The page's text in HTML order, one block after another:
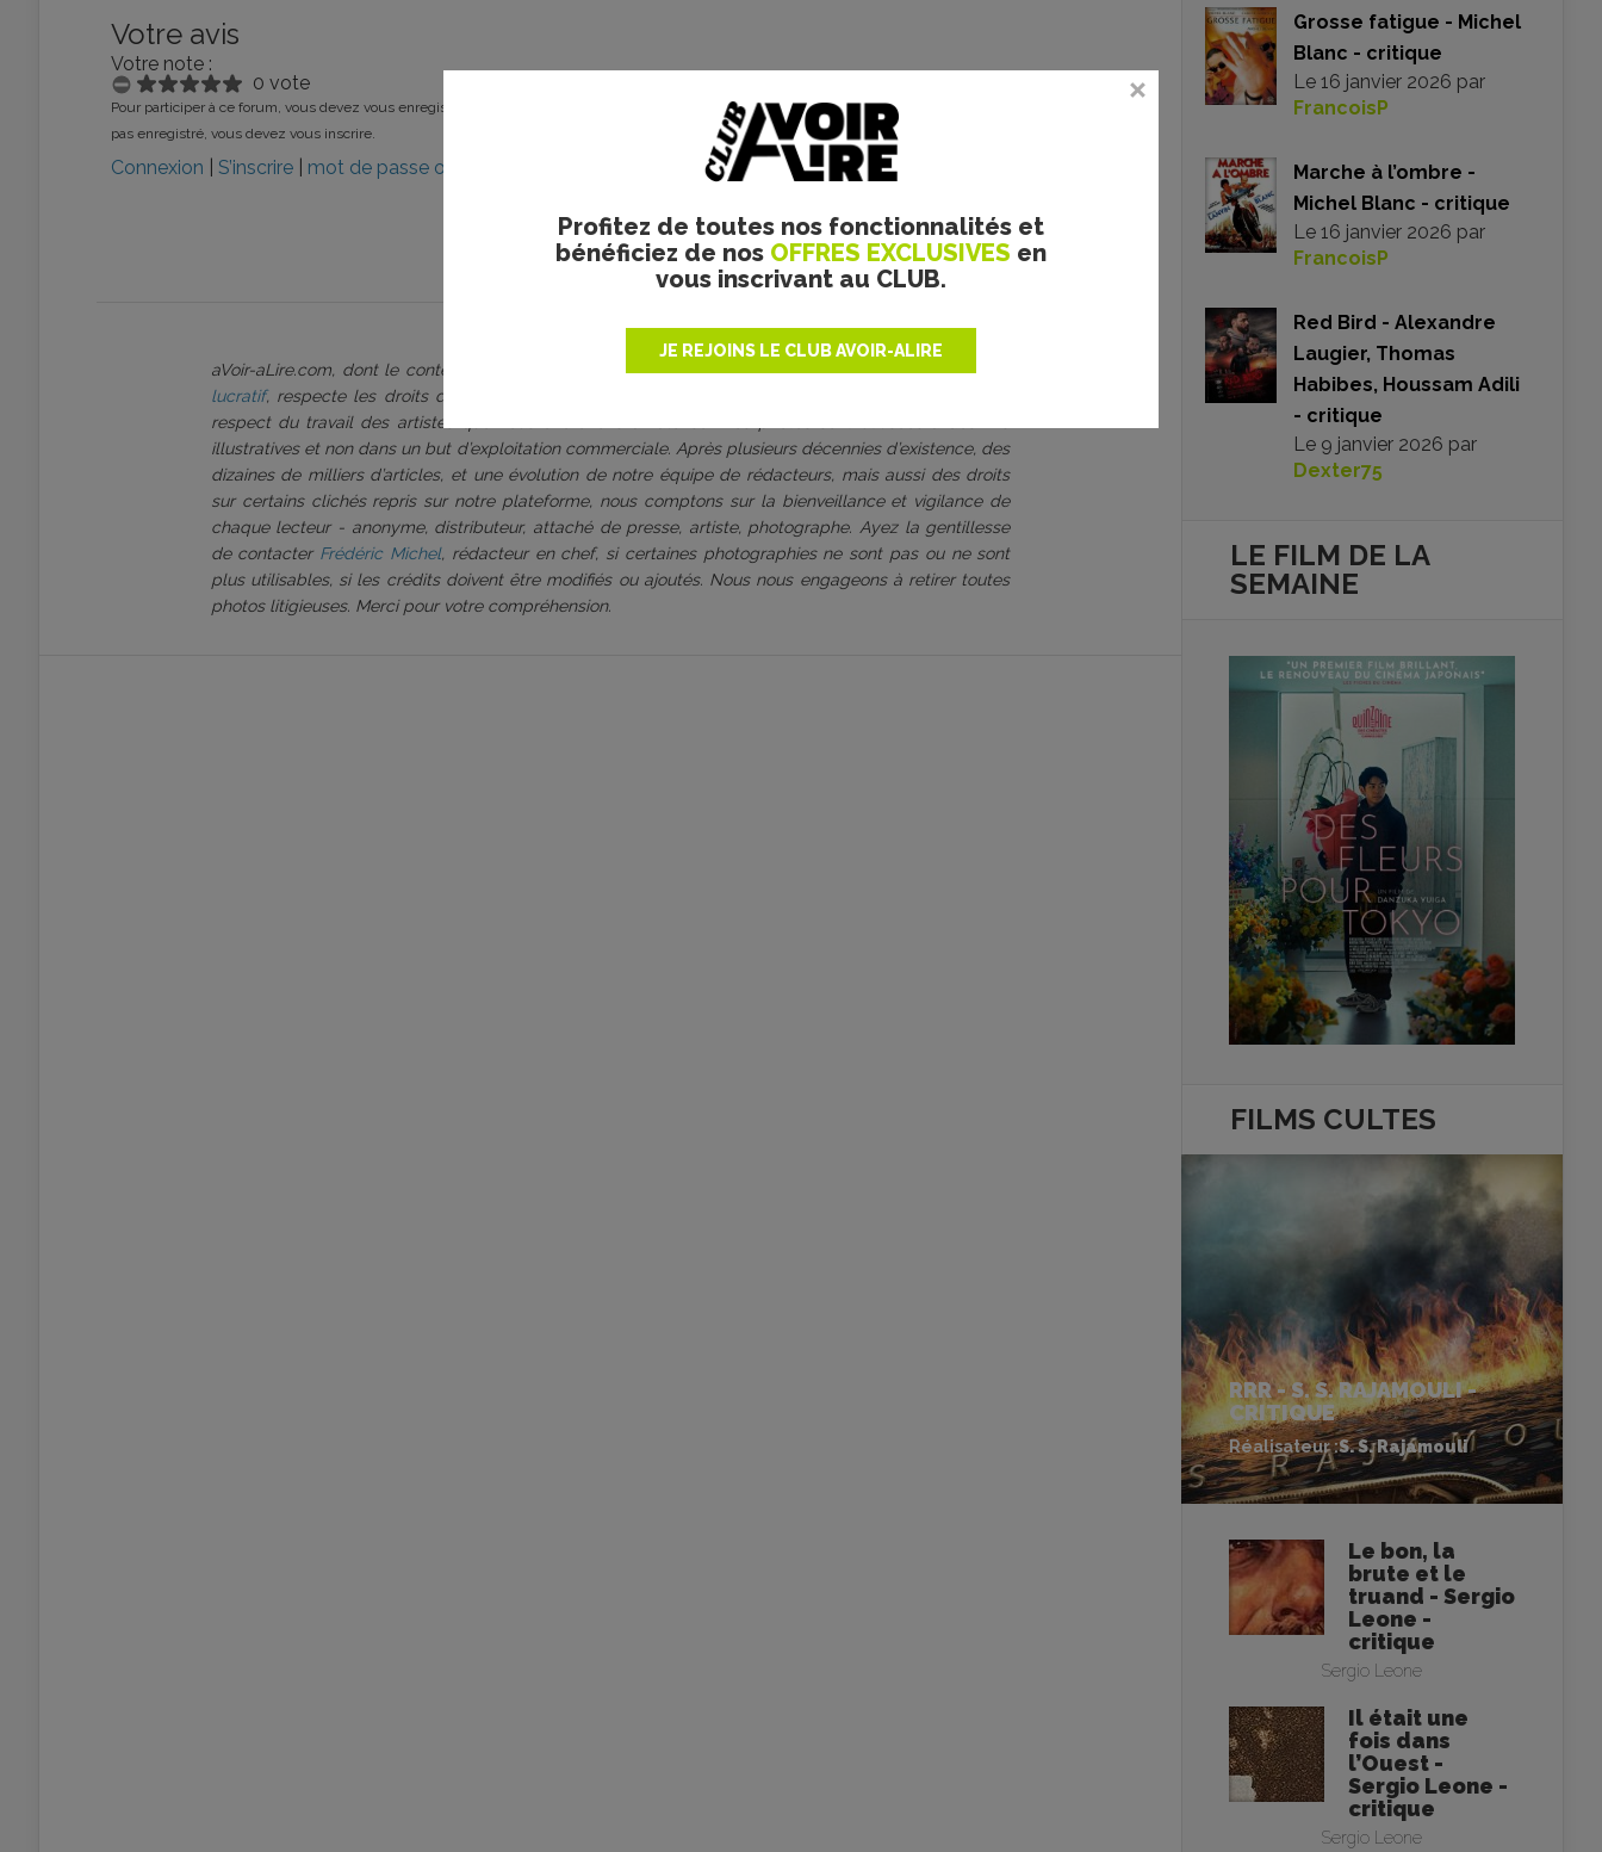
Profitez de toutes nos fonctionnalités et
bénéficiez de nos OFFRES EXCLUSIVES en
vous inscrivant au CLUB.
JE REJOINS LE CLUB AVOIR-ALIRE
Votre avis
Votre note :
0 vote
Pour participer à ce forum, vous devez vous enregistrer au préalable. Merci d’indiquer ci-dessous l’identifiant personnel qui vous a été fourni. Si vous n’êtes
pas enregistré, vous devez vous inscrire.
Connexion S’inscrire mot de passe oublié ?
aVoir-aLire.com, dont le contenu est produit bénévolement parune association culturelle à but non
lucratif, respecte les droits d’auteur et s’est toujours engagé à être rigoureux sur ce point, dans le
respect du travail des artistes que nous cherchons à valoriser. Les photos sont utilisées à des fins
illustratives et non dans un but d’exploitation commerciale. Après plusieurs décennies d’existence, des
dizaines de milliers d’articles, et une évolution de notre équipe de rédacteurs, mais aussi des droits
sur certains clichés repris sur notre plateforme, nous comptons sur la bienveillance et vigilance de
chaque lecteur - anonyme, distributeur, attaché de presse, artiste, photographe. Ayez la gentillesse
de contacter Frédéric Michel, rédacteur en chef, si certaines photographies ne sont pas ou ne sont
plus utilisables, si les crédits doivent être modifiés ou ajoutés. Nous nous engageons à retirer toutes
photos litigieuses. Merci pour votre compréhension.
Grosse fatigue - Michel
Blanc - critique
Le 16 janvier 2026 par
FrancoisP
Marche à l’ombre -
Michel Blanc - critique
Le 16 janvier 2026 par
FrancoisP
Red Bird - Alexandre
Laugier, Thomas
Habibes, Houssam Adili
- critique
Le 9 janvier 2026 par
Dexter75
LE FILM DE LA
SEMAINE
FILMS CULTES
RRR - S. S. RAJAMOULI -
CRITIQUE
Réalisateur :S. S. Rajamouli
Le bon, la
brute et le
truand - Sergio
Leone -
critique
Sergio Leone
Il était une
fois dans
l’Ouest -
Sergio Leone -
critique
Sergio Leone